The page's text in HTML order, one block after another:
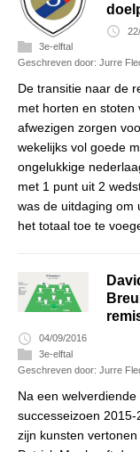
3e-elftal
Geschreven door: Jurre
De transitie naar de
met horten en stoten
afwezigen zorgen
wekelijks vol goede
ongelukkige
met 1 punt uit 2
was de uitdaging om
het totaal toe te
04/09/2016
3e-elftal
Geschreven door: Jurre
Na een
successeizoen
zijn kunsten